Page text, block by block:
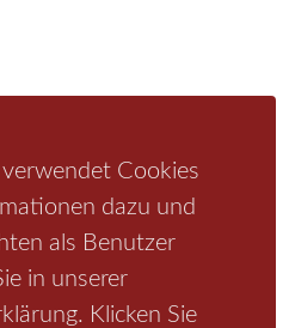
Cookies
dazu und
als Benutzer
in unserer
Klicken Sie